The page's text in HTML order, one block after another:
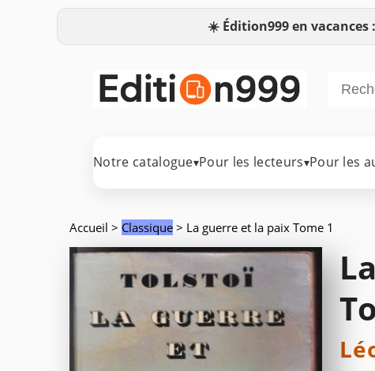
☀️ Édition999 en vacances :
Notre catalogue▾Pour les lecteurs▾Pour les
Accueil > Classique > La guerre et la paix Tome 1